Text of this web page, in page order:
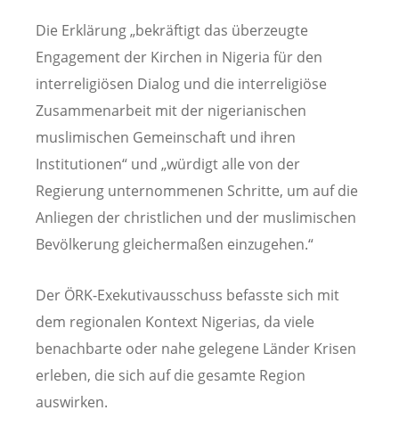
Die Erklärung „bekräftigt das überzeugte
Engagement der Kirchen in Nigeria für den
interreligiösen Dialog und die interreligiöse
Zusammenarbeit mit der nigerianischen
muslimischen Gemeinschaft und ihren
Institutionen“ und „würdigt alle von der
Regierung unternommenen Schritte, um auf die
Anliegen der christlichen und der muslimischen
Bevölkerung gleichermaßen einzugehen.“
Der ÖRK-Exekutivausschuss befasste sich mit
dem regionalen Kontext Nigerias, da viele
benachbarte oder nahe gelegene Länder Krisen
erleben, die sich auf die gesamte Region
auswirken.